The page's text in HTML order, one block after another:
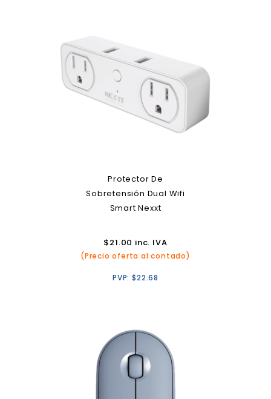
Protector De
Sobretensión Dual Wifi
Smart Nexxt
$21.00 inc. IVA
(Precio oferta al contado)
PVP:$22.68